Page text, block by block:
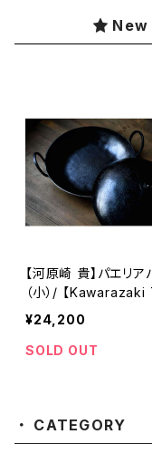
【河原崎 貴】パエリア
（小）/ 【
shi】Paella pan（S）
¥24,200
SOLD OUT
CATEGORY